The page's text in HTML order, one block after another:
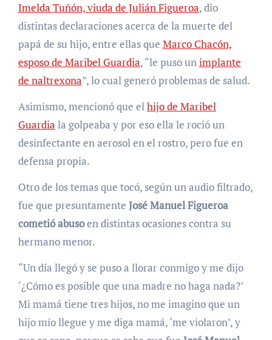
Imelda Tuñón, viuda de Julián Figueroa, dio
distintas declaraciones acerca de la muerte del
papá de su hijo, entre ellas que Marco Chacón,
esposo de Maribel Guardia, “le puso unimplante
de naltrexona”, lo cual generó problemas de salud.
Asimismo, mencionó que elhijo de Maribel
Guardia la golpeaba y por eso ella le roció un
desinfectante en aerosol en el rostro, pero fue en
defensa propia.
Otro de los temas que tocó, según un audio filtrado,
fue que presuntamente José Manuel Figueroa
cometió abusoen distintas ocasiones contra su
hermano menor.
“Un día llegó y se puso a llorar conmigo y me dijo
‘¿Cómo es posible que una madre no haga nada?’
Mi mamá tiene tres hijos, no me imagino que un
hijo mío llegue y me diga mamá, ‘me violaron’, y